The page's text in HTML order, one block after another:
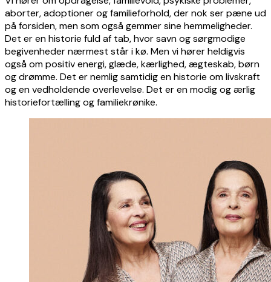
aborter, adoptioner og familieforhold, der nok ser pæne ud
på forsiden, men som også gemmer sine hemmeligheder.
Det er en historie fuld af tab, hvor savn og sørgmodige
begivenheder nærmest står i kø. Men vi hører heldigvis
også om positiv energi, glæde, kærlighed, ægteskab, børn
og drømme. Det er nemlig samtidig en historie om livskraft
og en vedholdende overlevelse. Det er en modig og ærlig
historiefortælling og familiekrønike.